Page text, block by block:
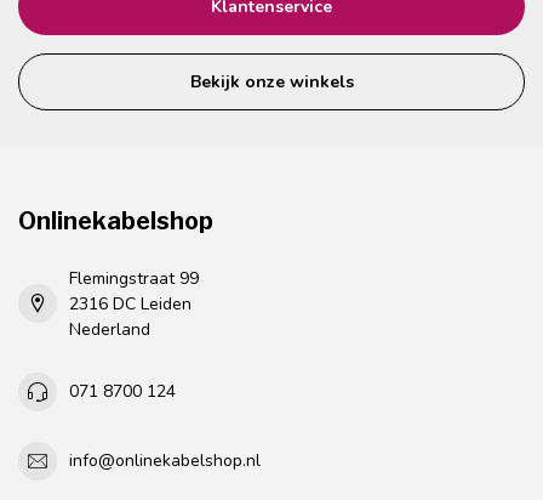
Klantenservice
Bekijk onze winkels
Onlinekabelshop
Flemingstraat 99
2316 DC Leiden
Nederland
071 8700 124
info@onlinekabelshop.nl